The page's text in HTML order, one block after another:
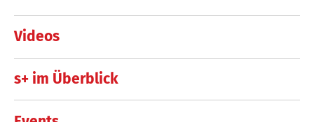
Videos
s+ im Überblick